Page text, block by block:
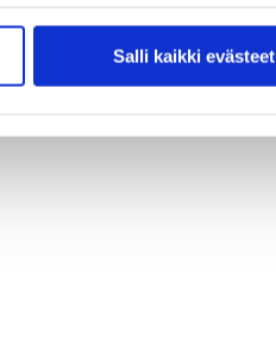
Salli kaikki evästeet